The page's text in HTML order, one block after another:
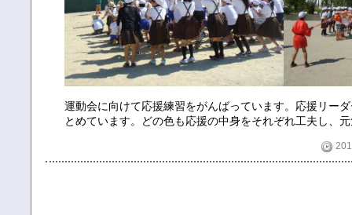
運動会に向けて応援練習をがんばっています。応援リー
とめています。どの色も応援の中身をそれぞれ工夫し、